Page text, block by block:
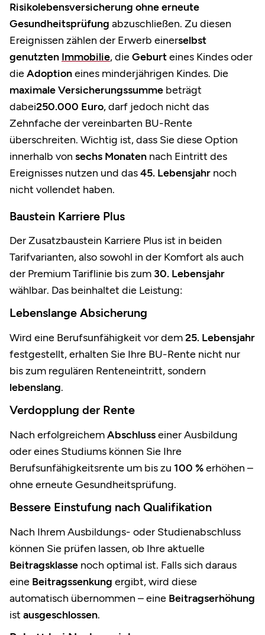
Risikolebensversicherung ohne erneute
Gesundheitsprüfung abzuschließen. Zu diesen
Ereignissen zählen der Erwerb einerselbst
genutzten Immobilie, dieGeburteines Kindes oder
dieAdoptioneines minderjährigen Kindes. Die
maximale Versicherungssumme beträgt
dabei250.000 Euro, darf jedoch nicht das
Zehnfache der vereinbarten BU-Rente
überschreiten. Wichtig ist, dass Sie diese Option
innerhalb von sechs Monaten nach Eintritt des
Ereignisses nutzen und das45. Lebensjahr noch
nicht vollendet haben.
Baustein Karriere Plus
Der Zusatzbaustein Karriere Plus ist in beiden
Tarifvarianten, also sowohl in der Komfort als auch
der Premium Tariflinie bis zum 30. Lebensjahr
wählbar. Das beinhaltet die Leistung:
Lebenslange Absicherung
Wird eine Berufsunfähigkeit vor dem25. Lebensjahr
festgestellt, erhalten Sie Ihre BU-Rente nicht nur
bis zum regulären Renteneintritt, sondern
lebenslang.
Verdopplung der Rente
Nach erfolgreichemAbschlusseiner Ausbildung
oder eines Studiums können Sie Ihre
Berufsunfähigkeitsrente um bis zu 100 %erhöhen –
ohne erneute Gesundheitsprüfung.
Bessere Einstufung nach Qualifikation
Nach Ihrem Ausbildungs- oder Studienabschluss
können Sie prüfen lassen, ob Ihre aktuelle
Beitragsklasse noch optimal ist. Falls sich daraus
eine Beitragssenkung ergibt, wird diese
automatisch übernommen – eine Beitragserhöhung
ist ausgeschlossen.